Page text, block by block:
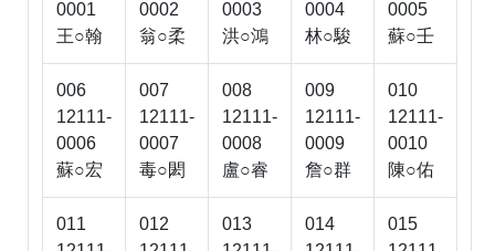
0001
王○翰
0002
翁○柔
0003
洪○鴻
0004
林○駿
0005
蘇○壬
006
12111-
0006
蘇○宏
007
12111-
0007
毒○閎
008
12111-
0008
盧○睿
009
12111-
0009
詹○群
010
12111-
0010
陳○佑
011
012
013
014
015